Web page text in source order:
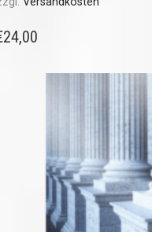
24,00